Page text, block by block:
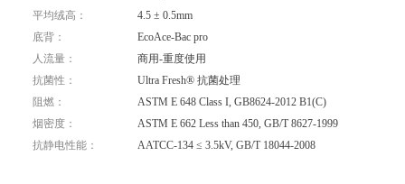
平均绒高：
4.5 ± 0.5mm
底背：
EcoAce-Bac pro
人流量：
商用-重度使用
抗菌性：
Ultra Fresh® 抗菌处理
阻燃：
ASTM E 648 Class I, GB8624-2012 B1(C)
烟密度：
ASTM E 662 Less than 450, GB/T 8627-1999
抗静电性能：
AATCC-134 ≤ 3.5kV, GB/T 18044-2008